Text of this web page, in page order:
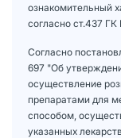
ознакомительный
согласно ст.437 ГК
Согласно
697 "Об
осуществление
препаратами для
способом,
указанных